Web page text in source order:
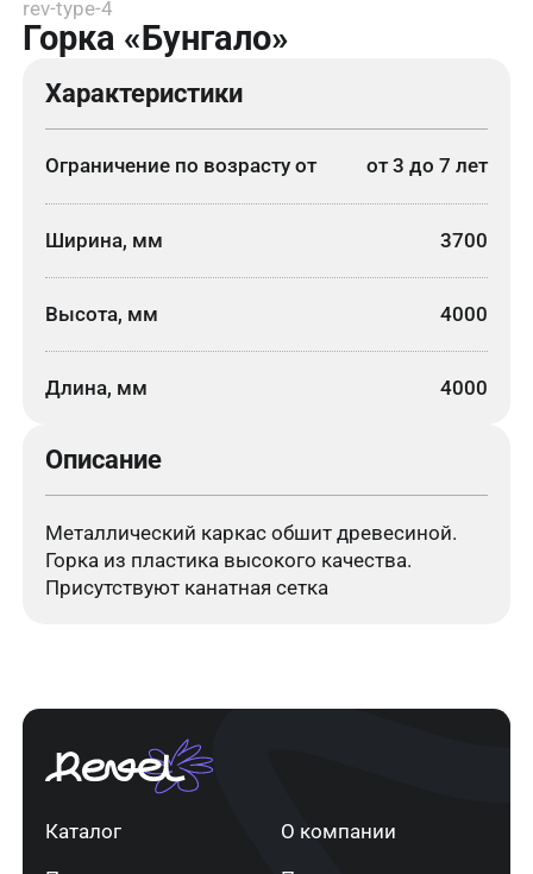
rev-type-4
Горка «Бунгало»
Характеристики
Ограничение по возрасту от от 3 до 7 лет
Ширина, мм 3700
Высота, мм 4000
Длина, мм 4000
Описание
Металлический каркас обшит древесиной.
Горка из пластика высокого качества.
Присутствуют канатная сетка
Каталог
О компании